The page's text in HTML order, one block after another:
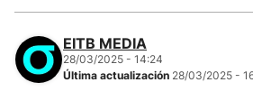
EITB MEDIA
28/03/2025 - 14:24
Última actualización 28/03/2025 -